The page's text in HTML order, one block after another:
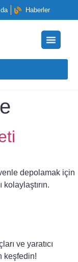
Haberler
depolamak için
ve yaratıcı
keşfedin!